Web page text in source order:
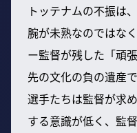
トッテナムの不振は
腕が未熟なのではな
ー監督が残した「頑
先の文化の負の遺産
選手たちは監督が求
する意識が低く、監